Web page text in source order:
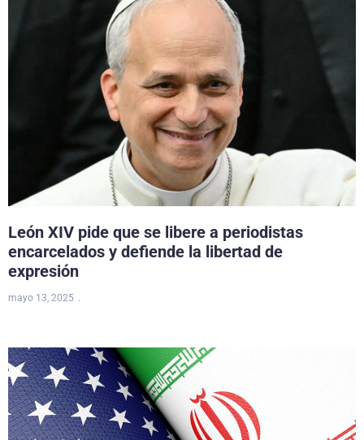
León XIV pide que se libere a periodistas
encarcelados y defiende la libertad de
expresión
mayo 13, 2025